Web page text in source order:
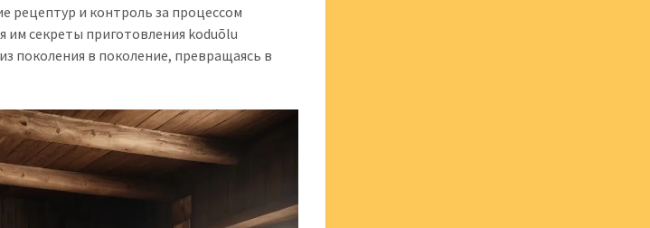
рецептур и контроль за процессом
секреты приготовления koduõlu
поколения в поколение, превращаясь в